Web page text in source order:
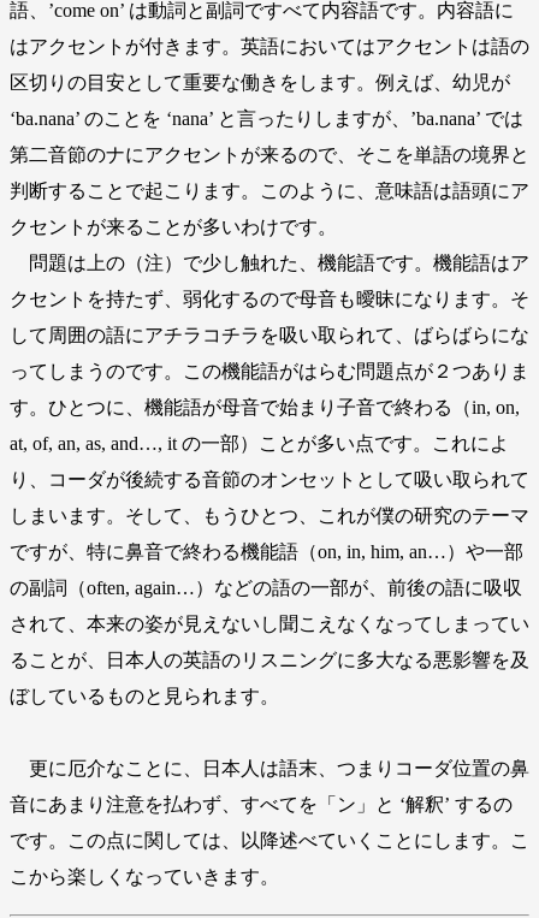
語、’come on’ は動詞と副詞ですべて内容語です。内容語に
はアクセントが付きます。英語においてはアクセントは語の
区切りの目安として重要な働きをします。例えば、幼児が
‘ba.nana’ のことを ‘nana’ と言ったりしますが、’ba.nana’ では
第二音節のナにアクセントが来るので、そこを単語の境界と
判断することで起こります。このように、意味語は語頭にア
クセントが来ることが多いわけです。
問題は上の（注）で少し触れた、機能語です。機能語はア
クセントを持たず、弱化するので母音も曖昧になります。そ
して周囲の語にアチラコチラを吸い取られて、ばらばらにな
ってしまうのです。この機能語がはらむ問題点が２つありま
す。ひとつに、機能語が母音で始まり子音で終わる（in, on,
at, of, an, as, and…, it の一部）ことが多い点です。これによ
り、コーダが後続する音節のオンセットとして吸い取られて
しまいます。そして、もうひとつ、これが僕の研究のテーマ
ですが、特に鼻音で終わる機能語（on, in, him, an…）や一部
の副詞（often, again…）などの語の一部が、前後の語に吸収
されて、本来の姿が見えないし聞こえなくなってしまってい
ることが、日本人の英語のリスニングに多大なる悪影響を及
ぼしているものと見られます。
更に厄介なことに、日本人は語末、つまりコーダ位置の鼻
音にあまり注意を払わず、すべてを「ン」と ‘解釈’ するの
です。この点に関しては、以降述べていくことにします。こ
こから楽しくなっていきます。